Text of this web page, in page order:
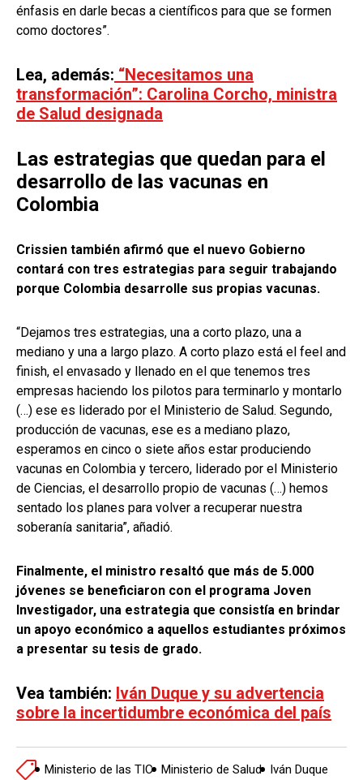
énfasis en darle becas a científicos para que se formen
como doctores”.
Lea, además: “Necesitamos una
transformación”: Carolina Corcho, ministra
de Salud designada
Las estrategias que quedan para el
desarrollo de las vacunas en
Colombia
Crissien también afirmó que el nuevo Gobierno
contará con tres estrategias para seguir trabajando
porque Colombia desarrolle sus propias vacunas.
“Dejamos tres estrategias, una a corto plazo, una a
mediano y una a largo plazo. A corto plazo está el feel and
finish, el envasado y llenado en el que tenemos tres
empresas haciendo los pilotos para terminarlo y montarlo
(…) ese es liderado por el Ministerio de Salud. Segundo,
producción de vacunas, ese es a mediano plazo,
esperamos en cinco o siete años estar produciendo
vacunas en Colombia y tercero, liderado por el Ministerio
de Ciencias, el desarrollo propio de vacunas (…) hemos
sentado los planes para volver a recuperar nuestra
soberanía sanitaria”, añadió.
Finalmente, el ministro resaltó que más de 5.000
jóvenes se beneficiaron con el programa Joven
Investigador, una estrategia que consistía en brindar
un apoyo económico a aquellos estudiantes próximos
a presentar su tesis de grado.
Vea también: Iván Duque y su advertencia
sobre la incertidumbre económica del país
Ministerio de las TIC Ministerio de Salud Iván Duque